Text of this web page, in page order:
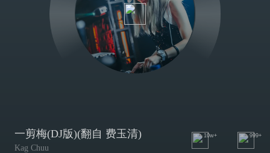
一剪梅(DJ版)(翻自 费玉清)
Kag Chuu
10w+ 999+